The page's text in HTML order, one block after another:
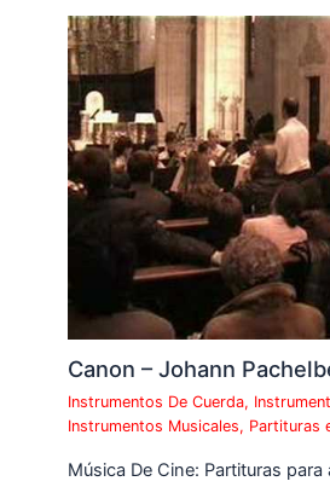
Canon – Johann
Instrumentos De Cuerda,
Instrumentos Musicales, Partituras
Música De Cine: Partituras